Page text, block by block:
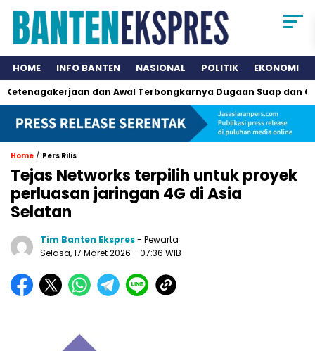
HOME INFO BANTEN NASIONAL POLITIK EKONOMI
dan Awal Terbongkarnya Dugaan Suap dan
Home / Pers Rilis
Tejas Networks terpilih untuk proyek
perluasan jaringan 4G di Asia
Selatan
Tim Banten Ekspres- Pewarta
Selasa, 17 Maret 2026 - 07:36 WIB